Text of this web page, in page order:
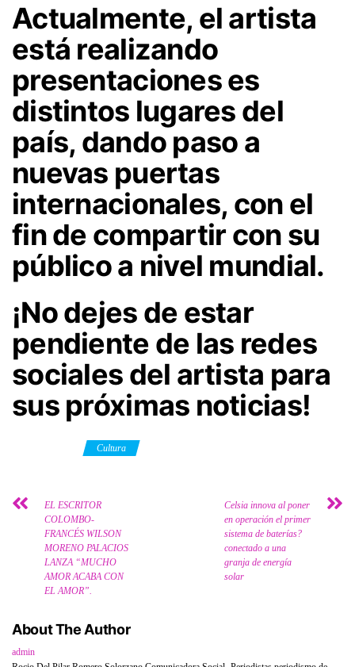
Actualmente, el artista
está realizando
presentaciones es
distintos lugares del
país, dando paso a
nuevas puertas
internacionales, con el
fin de compartir con su
público a nivel mundial.
¡No dejes de estar
pendiente de las redes
sociales del artista para
sus próximas noticias!
Cultura
EL ESCRITOR
COLOMBO-
FRANCÉS WILSON
MORENO PALACIOS
LANZA “MUCHO
AMOR ACABA CON
EL AMOR”.
Celsia innova al poner
en operación el primer
sistema de baterías?
conectado a una
granja de energía
solar
About The Author
admin